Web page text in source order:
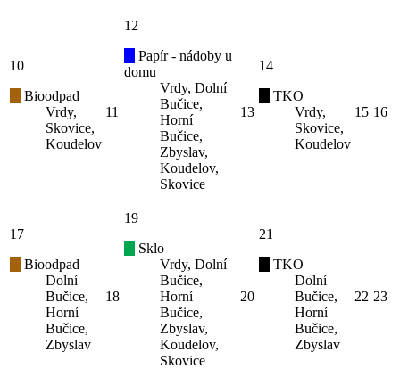
10
Bioodpad
Vrdy,
Skovice,
Koudelov
11
12
Papír - nádoby u
domu
Vrdy, Dolní
Bučice,
Horní
Bučice,
Zbyslav,
Koudelov,
Skovice
13
14
TKO
Vrdy,
Skovice,
Koudelov
15 16
17
Bioodpad
Dolní
Bučice,
Horní
Bučice,
Zbyslav
18
19
Sklo
Vrdy, Dolní
Bučice,
Horní
Bučice,
Zbyslav,
Koudelov,
Skovice
20
21
TKO
Dolní
Bučice,
Horní
Bučice,
Zbyslav
22 23